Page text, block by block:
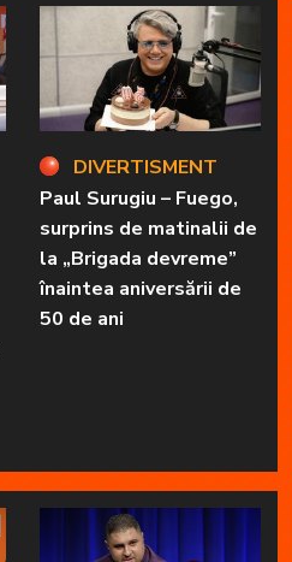
DIVERTISMENT
Paul Surugiu – Fuego,
surprins de matinalii de
la „Brigada devreme”
înaintea aniversării de
50 de ani